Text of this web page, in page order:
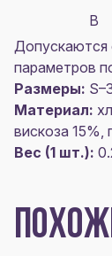
B
Допускаются
параметров
Размеры:
Материал:
вискоза 15%,
Вес (1 шт.):